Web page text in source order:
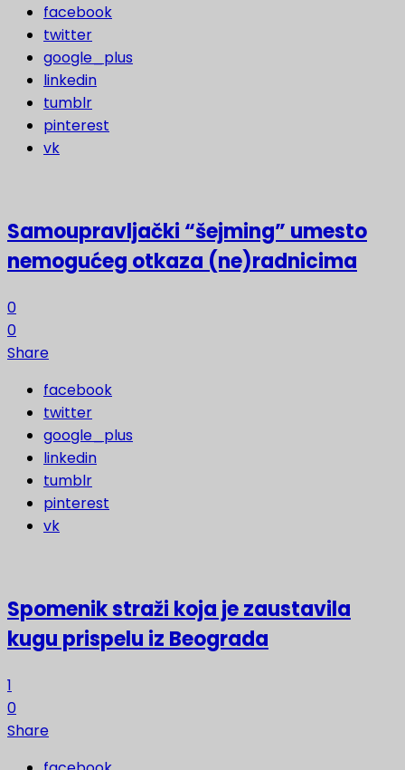
facebook
twitter
google_plus
linkedin
tumblr
pinterest
vk
Samoupravljački “šejming” umesto
nemogućeg otkaza (ne)radnicima
0
0
Share
facebook
twitter
google_plus
linkedin
tumblr
pinterest
vk
Spomenik straži koja je zaustavila
kugu prispelu iz Beograda
1
0
Share